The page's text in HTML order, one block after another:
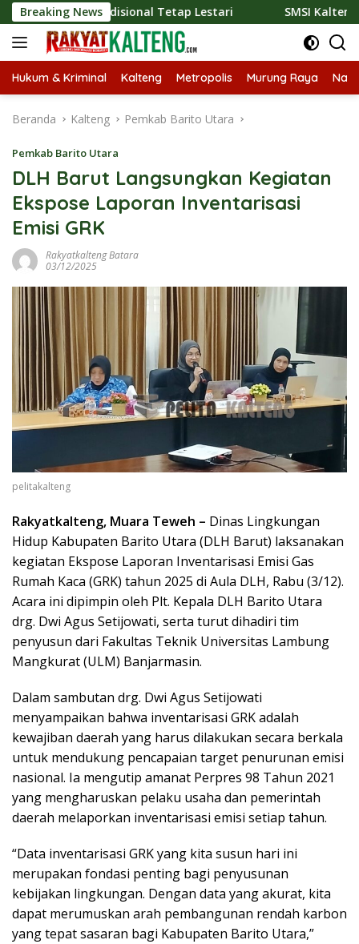
Langsung
ke
konten
Breaking News
Tradisional Tetap Lestari SMSI Kalteng dan
Hukum & Kriminal Kalteng Metropolis Murung Raya
Beranda Kalteng Pemkab Barito Utara
Pemkab Barito Utara
DLH Barut Langsungkan Kegiatan
Ekspose Laporan Inventarisasi
Emisi GRK
Rakyatkalteng Batara
03/12/2025
pelitakalteng
Rakyatkalteng, Muara Teweh – Dinas Lingkungan
Hidup Kabupaten Barito Utara (DLH Barut) laksanakan
kegiatan Ekspose Laporan Inventarisasi Emisi Gas
Rumah Kaca (GRK) tahun 2025 di Aula DLH, Rabu (3/12).
Acara ini dipimpin oleh Plt. Kepala DLH Barito Utara
drg. Dwi Agus Setijowati, serta turut dihadiri tim
penyusun dari Fakultas Teknik Universitas Lambung
Mangkurat (ULM) Banjarmasin.
Dalam sambutan drg. Dwi Agus Setijowati
menyampaikan bahwa inventarisasi GRK adalah
kewajiban daerah yang harus dilakukan secara berkala
untuk mendukung pencapaian target penurunan emisi
nasional. Ia mengutip amanat Perpres 98 Tahun 2021
yang mengharuskan pelaku usaha dan pemerintah
daerah melaporkan inventarisasi emisi setiap tahun.
“Data inventarisasi GRK yang kita susun hari ini
merupakan fondasi penting bagi penyusunan
kebijakan lingkungan. Dengan data yang akurat, kita
dapat merumuskan arah pembangunan rendah karbon
yang tepat sasaran bagi Kabupaten Barito Utara,”